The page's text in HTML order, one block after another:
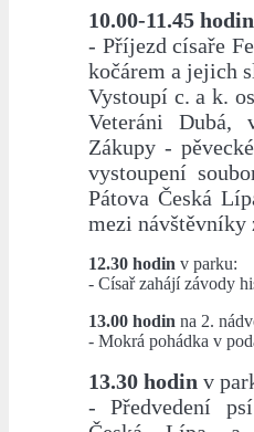
10.00-11.45 hodin
- Příjezd císaře
kočárem a jejich
Vystoupí c. a k.
Veteráni Dubá,
Zákupy -
vystoupení
Pátova Česká
mezi
12.30 hodin v parku:
- Císař zahájí závody
13.00 hodin na 2.
- Mokrá pohádka v
13.30 hodin v
- Předvedení